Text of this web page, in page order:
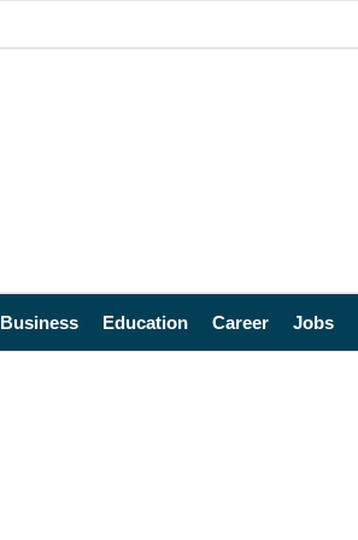
Business Education Career Jobs